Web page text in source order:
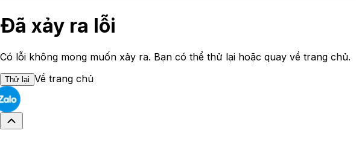
Đã xảy ra lỗi
Có lỗi không mong muốn xảy ra. Bạn có thể thử lại hoặc quay về trang chủ.
Thử lại Về trang chủ